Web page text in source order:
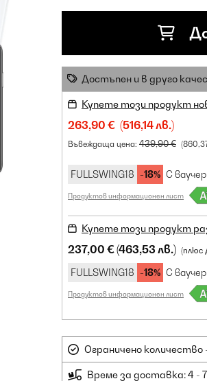
Достъпен и в друго
Купете този продукт
263,90 € (516,14 лв.)
Въвеждаща цена: 439,90 €
FULLSWING18 -18% С
Продуктов информационен лист
Купете този продукт
237,00 €(463,53 лв.) (плюс
FULLSWING18 -18% С
Продуктов информационен лист
Ограничено количество
Време за доставка: 4 -